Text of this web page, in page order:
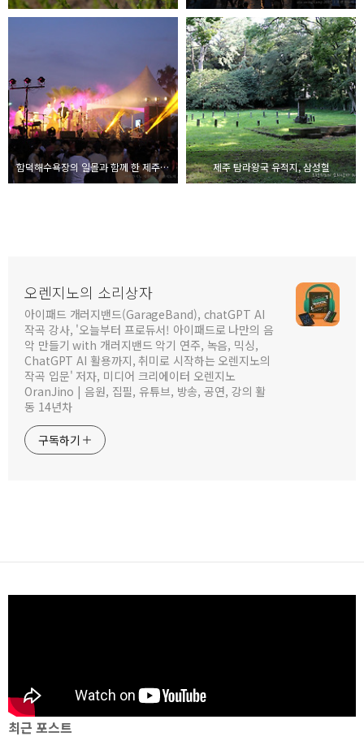
함덕해수욕장의 일몰과 함께 한 제주스윙캠프 제주 탐라왕국 유적지, 삼성혈
오렌지노의 소리상자
아이패드 개러지밴드(GarageBand), chatGPT AI
작곡 강사, '오늘부터 프로듀서! 아이패드로 나만의 음
악 만들기 with 개러지밴드 악기 연주, 녹음, 믹싱,
ChatGPT AI 활용까지, 취미로 시작하는 오렌지노의
작곡 입문' 저자, 미디어 크리에이터 오렌지노
OranJino | 음원, 집필, 유튜브, 방송, 공연, 강의 활
동 14년차
구독하기
최근 포스트